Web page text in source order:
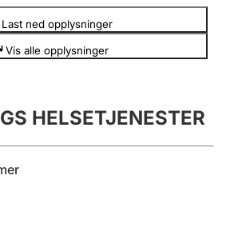
slette
Last ned opplysninger
Vis alle opplysninger
HELSETJENESTER